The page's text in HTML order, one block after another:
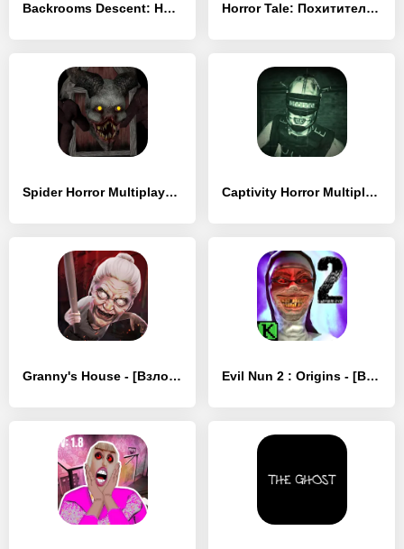
Backrooms Descent: Horror Game - [Взлом/МОД Бесконечные деньги] Horror Tale: Похититель детей - [Взлом/МОД Все открыто]
Spider Horror Multiplayer - [Взлом/МОД Бесконечные деньги] Captivity Horror Multiplayer - [Взлом/МОД Все открыто]
Granny's House - [Взлом/МОД Все открыто] Evil Nun 2 : Origins - [Взлом/МОД Все открыто]